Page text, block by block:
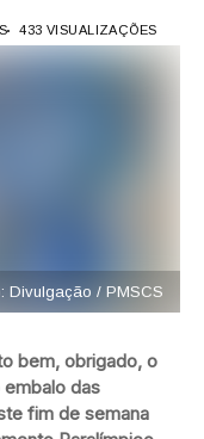
433 VISUALIZAÇÕES
Divulgação / PMSCS
bem, obrigado, o
das
fim de semana